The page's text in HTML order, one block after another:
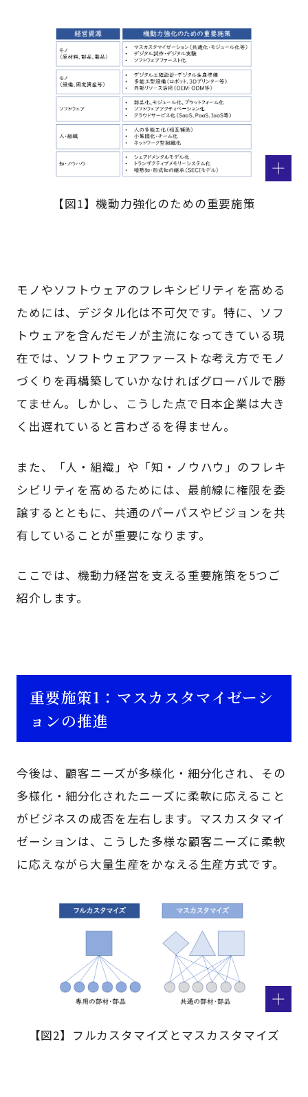
【図1】機動力強化のための重要施策
モノやソフトウェアのフレキシビリティを高める
ためには、デジタル化は不可欠です。特に、ソフ
トウェアを含んだモノが主流になってきている現
在では、ソフトウェアファーストな考え方でモノ
づくりを再構築していかなければグローバルで勝
てません。しかし、こうした点で日本企業は大き
く出遅れていると言わざるを得ません。
また、「人・組織」や「知・ノウハウ」のフレキ
シビリティを高めるためには、最前線に権限を委
譲するとともに、共通のパーパスやビジョンを共
有していることが重要になります。
ここでは、機動力経営を支える重要施策を5つご
紹介します。
重要施策1：マスカスタマイゼーシ
ョンの推進
今後は、顧客ニーズが多様化・細分化され、その
多様化・細分化されたニーズに柔軟に応えること
がビジネスの成否を左右します。マスカスタマイ
ゼーションは、こうした多様な顧客ニーズに柔軟
に応えながら大量生産をかなえる生産方式です。
【図2】フルカスタマイズとマスカスタマイズ